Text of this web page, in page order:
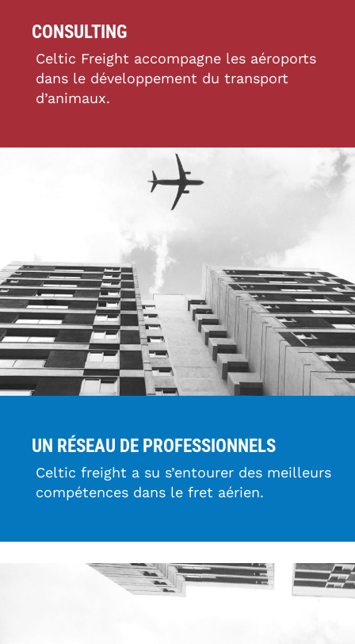
CONSULTING
Celtic Freight accompagne les aéroports
dans le développement du transport
d’animaux.
UN RÉSEAU DE PROFESSIONNELS
Celtic freight a su s’entourer des meilleurs
compétences dans le fret aérien.